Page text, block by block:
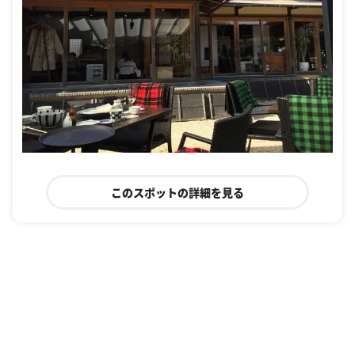
このスポットの詳細を見る